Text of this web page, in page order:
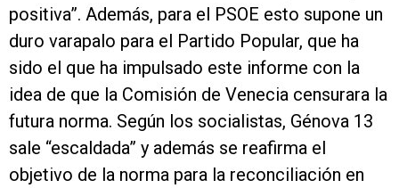
positiva”. Además, para el PSOE esto supone un
duro varapalo para el Partido Popular, que ha
sido el que ha impulsado este informe con la
idea de que la Comisión de Venecia censurara la
futura norma. Según los socialistas, Génova 13
sale “escaldada” y además se reafirma el
objetivo de la norma para la reconciliación en